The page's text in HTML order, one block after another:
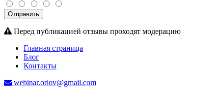
Отправить
Перед публикацией отзывы проходят модерацию
Главная страница
Блог
Контакты
webinar.orlov@gmail.com